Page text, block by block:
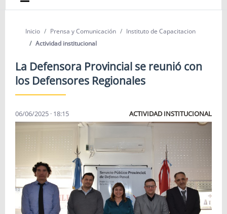
Inicio Prensa y Comunicación
Instituto de Capacitacion
Actividad institucional
La Defensora Provincial se reunió con
los Defensores Regionales
ACTIVIDAD INSTITUCIONAL
06/06/2025 · 18:15